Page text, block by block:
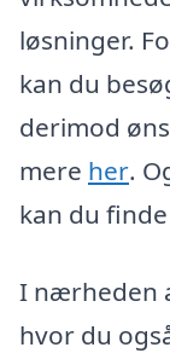
løsninger.
kan du
derimod
mere her.
kan du
I nærheden
hvor du